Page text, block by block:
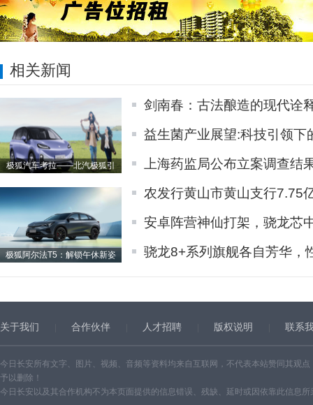
相关新闻
极狐汽车考拉——北汽极狐引
极狐阿尔法T5：解锁午休新姿
剑南春：古法酿造的现代诠
益生菌产业展望:科技引领下
上海药监局公布立案调查结
农发行黄山市黄山支行7.75
安卓阵营神仙打架，骁龙芯
骁龙8+系列旗舰各自芳华，
关于我们 合作伙伴 人才招聘 版权说明 联系
今日长安所有文字、图片、视频、音频等资料均来自互联网，不代表本站赞同其观
予以删除！
今日长安以及其合作机构不为本页面提供的信息错误、残缺、延时或因依靠此信息